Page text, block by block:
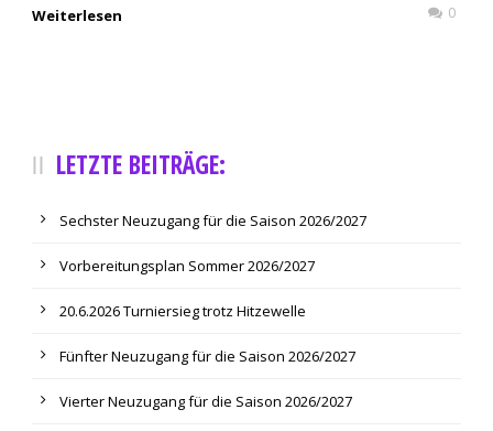
Weiterlesen 0
LETZTE BEITRÄGE:
Sechster Neuzugang für die Saison 2026/2027
Vorbereitungsplan Sommer 2026/2027
20.6.2026 Turniersieg trotz Hitzewelle
Fünfter Neuzugang für die Saison 2026/2027
Vierter Neuzugang für die Saison 2026/2027